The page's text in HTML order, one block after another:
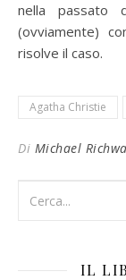
nella passato
(ovviamente)
risolve il caso.
Agatha Christie
Di Michael
IL